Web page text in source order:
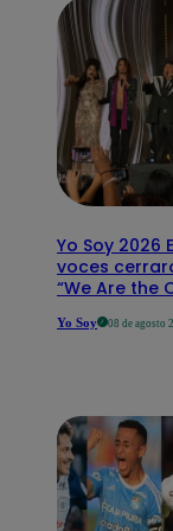
Yo Soy 2026
voces
“We Are the
Yo Soy 08 de agosto